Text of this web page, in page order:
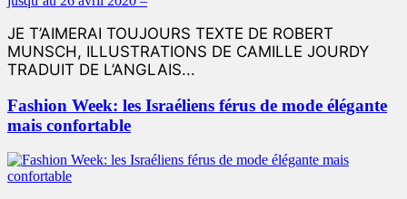
JE T’AIMERAI TOUJOURS TEXTE DE ROBERT
MUNSCH, ILLUSTRATIONS DE CAMILLE JOURDY
TRADUIT DE L’ANGLAIS...
Fashion Week: les Israéliens férus de mode élégante
mais confortable